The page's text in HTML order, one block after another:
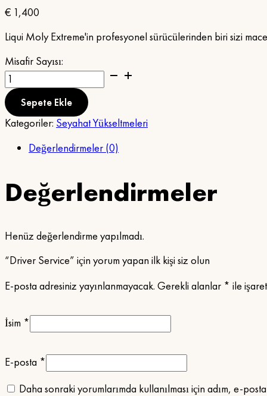
€ 1,400
Liqui Moly Extreme'in profesyonel sürücülerinden biri sizi
Misafir Sayısı:
Driver
Service
adetSepete Ekle
Kategoriler: Seyahat Yükseltmeleri
Değerlendirmeler (0)
Değerlendirmeler
Henüz değerlendirme yapılmadı.
“Driver Service” için yorum yapan ilk kişi siz olun
E-posta adresiniz yayınlanmayacak. Gerekli alanlar * ile
İsim *
E-posta *
Daha sonraki yorumlarımda kullanılması için adım, e-